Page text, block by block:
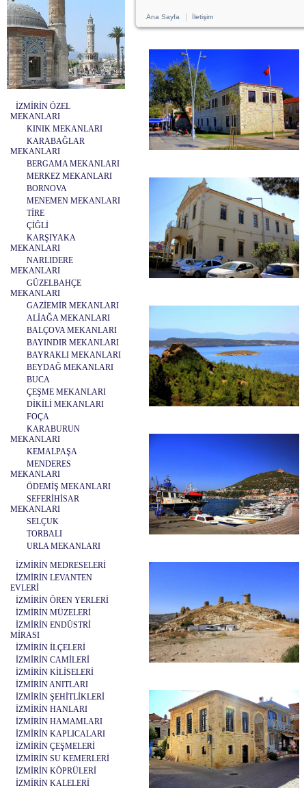
İZMİRİN ÖZEL
MEKANLARI
KINIK MEKANLARI
KARABAĞLAR
MEKANLARI
BERGAMA MEKANLARI
MERKEZ MEKANLARI
BORNOVA
MENEMEN MEKANLARI
TİRE
ÇİĞLİ
KARŞIYAKA
MEKANLARI
NARLIDERE
MEKANLARI
GÜZELBAHÇE
MEKANLARI
GAZİEMİR MEKANLARI
ALİAĞA MEKANLARI
BALÇOVA MEKANLARI
BAYINDIR MEKANLARI
BAYRAKLI MEKANLARI
BEYDAĞ MEKANLARI
BUCA
ÇEŞME MEKANLARI
DİKİLİ MEKANLARI
FOÇA
KARABURUN
MEKANLARI
KEMALPAŞA
MENDERES
MEKANLARI
ÖDEMİŞ MEKANLARI
SEFERİHİSAR
MEKANLARI
SELÇUK
TORBALI
URLA MEKANLARI
İZMİRİN MEDRESELERİ
İZMİRİN LEVANTEN
EVLERİ
İZMİRİN ÖREN YERLERİ
İZMİRİN MÜZELERİ
İZMİRİN ENDÜSTRİ
MİRASI
İZMİRİN İLÇELERİ
İZMİRİN CAMİLERİ
İZMİRİN KİLİSELERİ
İZMİRİN ANITLARI
İZMİRİN ŞEHİTLİKLERİ
İZMİRİN HANLARI
İZMİRİN HAMAMLARI
İZMİRİN KAPLICALARI
İZMİRİN ÇEŞMELERİ
İZMİRİN SU KEMERLERİ
İZMİRİN KÖPRÜLERİ
İZMİRİN KALELERİ
Ana Sayfa İletişim